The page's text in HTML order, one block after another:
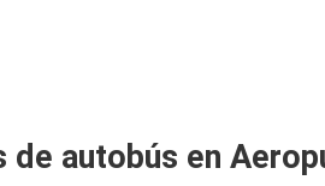
Berna
Aeropuerto de Basilea EuroAirport
de autobús en